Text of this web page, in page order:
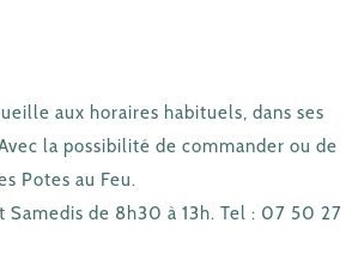
aux horaires habituels, dans ses
la possibilité de commander ou de
Potes au Feu.
Samedis de 8h30 à 13h. Tel : 07 50 27